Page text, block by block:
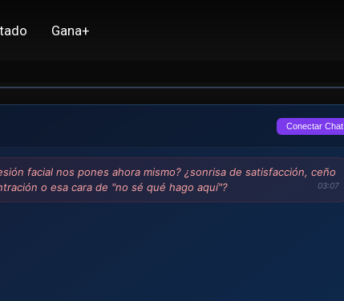
Gana+
Conectar Chat
facial nos pones ahora mismo? ¿sonrisa de satisfacción, ceño
o esa cara de "no sé qué hago aquí"?
03:07